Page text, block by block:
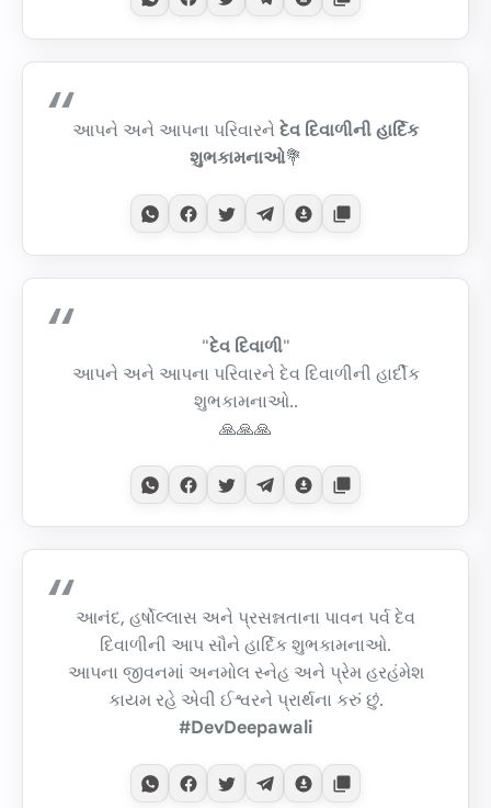
આપને અને આપના પરિવારને દેવ દિવાળીની હાર્દિક
શુભકામનાઓ💐
"દેવ દિવાળી"
આપને અને આપના પરિવારને દેવ દિવાળીની હાર્દીક
શુભકામનાઓ..
🙏🙏🙏
આનંદ, હર્ષોલ્લાસ અને પ્રસન્નતાના પાવન પર્વ દેવ
દિવાળીની આપ સૌને હાર્દિક શુભકામનાઓ.
આપના જીવનમાં અનમોલ સ્નેહ અને પ્રેમ હરહંમેશ
કાયમ રહે એવી ઈશ્વરને પ્રાર્થના કરું છું.
#DevDeepawali